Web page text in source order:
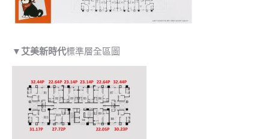
▼ 艾美新時代標準層全區圖